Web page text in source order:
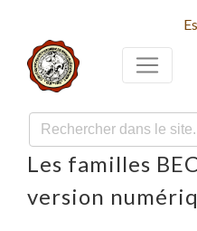
Les familles
version